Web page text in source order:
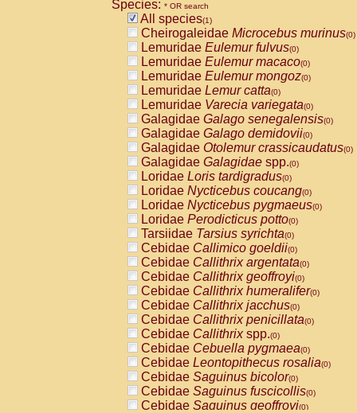
Species: * OR search
All species(1)
Cheirogaleidae Microcebus murinus(0)
Lemuridae Eulemur fulvus(0)
Lemuridae Eulemur macaco(0)
Lemuridae Eulemur mongoz(0)
Lemuridae Lemur catta(0)
Lemuridae Varecia variegata(0)
Galagidae Galago senegalensis(0)
Galagidae Galago demidovii(0)
Galagidae Otolemur crassicaudatus(0)
Galagidae Galagidae spp.(0)
Loridae Loris tardigradus(0)
Loridae Nycticebus coucang(0)
Loridae Nycticebus pygmaeus(0)
Loridae Perodicticus potto(0)
Tarsiidae Tarsius syrichta(0)
Cebidae Callimico goeldii(0)
Cebidae Callithrix argentata(0)
Cebidae Callithrix geoffroyi(0)
Cebidae Callithrix humeralifer(0)
Cebidae Callithrix jacchus(0)
Cebidae Callithrix penicillata(0)
Cebidae Callithrixspp.(0)
Cebidae Cebuella pygmaea(0)
Cebidae Leontopithecus rosalia(0)
Cebidae Saguinus bicolor(0)
Cebidae Saguinus fuscicollis(0)
Cebidae Saguinus geoffroyi(0)